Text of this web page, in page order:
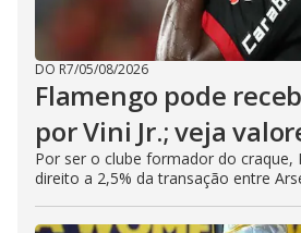
DO R7/05/08/2026
Flamengo pode
por Vini Jr.; veja
Por ser o clube formador do craque,
direito a 2,5% da transação entre